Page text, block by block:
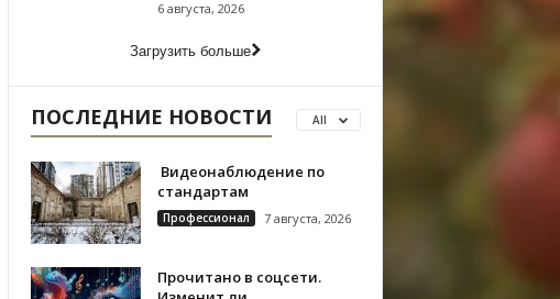
6 августа, 2026
Загрузить больше
ПОСЛЕДНИЕ НОВОСТИ All
Видеонаблюдение по
стандартам
Профессионал 7 августа, 2026
Прочитано в соцсети.